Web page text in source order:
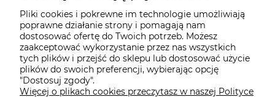
PŁATNOŚCI I DOSTAWA
INFORMACJE
KONTAKT
Pliki cookies i pokrewne im technologie umożliwiają
poprawne działanie strony i pomagają nam
dostosować ofertę do Twoich potrzeb. Możesz
zaakceptować wykorzystanie przez nas wszystkich
tych plików i przejść do sklepu lub dostosować użycie
plików do swoich preferencji, wybierając opcję
"Dostosuj zgody".
Więcej o plikach cookies przeczytasz w naszej Polityce